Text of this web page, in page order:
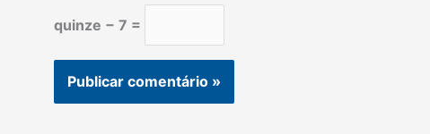
quinze − 7 =